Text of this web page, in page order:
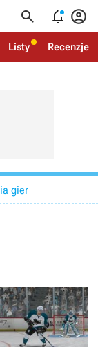
  
Listy Recenzje
gier